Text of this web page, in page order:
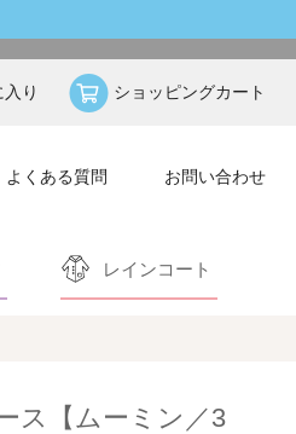
り ショッピングカート
よくある質問 お問い合わせ
レインコート
ス【ムーミン／3